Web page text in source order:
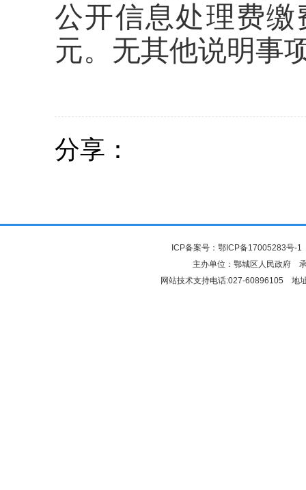
公开信息处理费
元。 无其他说明事
分享：
ICP备案号： 鄂ICP备17005283号-1
主办单位：鄂城区人民政府
网站技术支持电话:027-60896105 地